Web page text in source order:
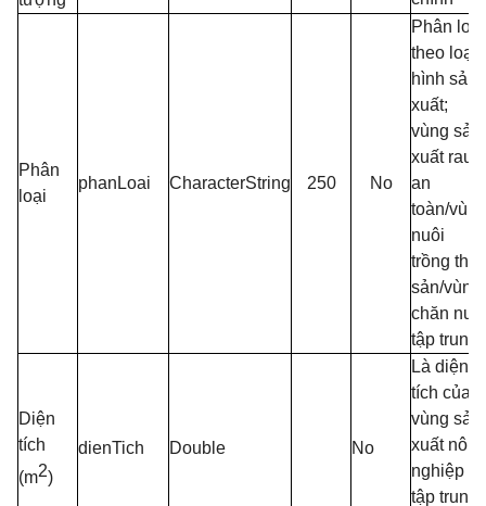
Phân
loại
phanLoai CharacterString 250 No
Phân loại
theo loại
hình sản
xuất;
vùng sản
xuất rau
an
toàn/vùng
nuôi
trồng thủy
sản/vùng
chăn nuôi
tập trung.
Diện
tích
(m2)
dienTich Double No
Là diện
tích của
vùng sản
xuất nông
nghiệp
tập trung